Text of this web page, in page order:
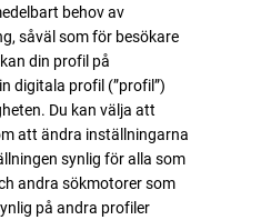
behov av
såväl som för besökare
din profil på
digitala profil (”profil”)
Du kan välja att
att ändra inställningarna
synlig för alla som
andra sökmotorer som
på andra profiler